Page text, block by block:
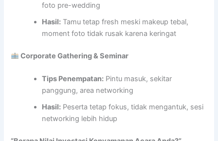
foto pre-wedding
Hasil: Tamu tetap fresh meski makeup tebal,
moment foto tidak rusak karena keringat
Corporate Gathering & Seminar
Tips Penempatan: Pintu masuk, sekitar
panggung, area networking
Hasil: Peserta tetap fokus, tidak mengantuk, sesi
networking lebih hidup